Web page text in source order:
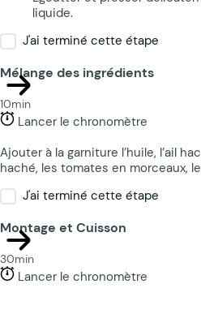
liquide.
J'ai terminé cette étape
Mélange des ingrédients
10min
Lancer le chronomètre
Ajouter à la garniture l’huile, l’ail
haché, les tomates en morceaux,
J'ai terminé cette étape
Montage et Cuisson
30min
Lancer le chronomètre